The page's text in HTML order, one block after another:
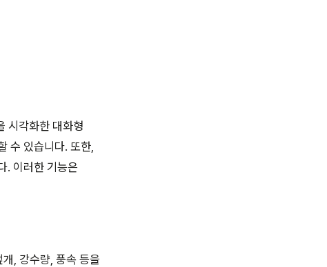
시각화한 대화형
수 있습니다. 또한,
. 이러한 기능은
, 강수량, 풍속 등을